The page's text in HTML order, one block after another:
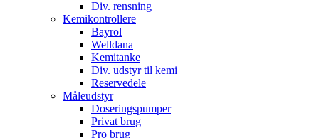
Div. rensning
Kemikontrollere
Bayrol
Welldana
Kemitanke
Div. udstyr til kemi
Reservedele
Måleudstyr
Doseringspumper
Privat brug
Pro brug